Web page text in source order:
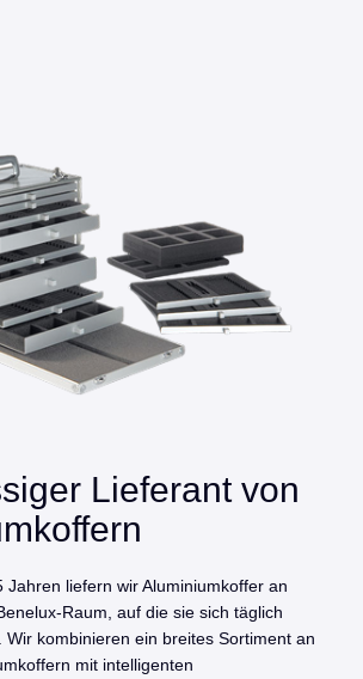
Lieferant von
Jahren liefern wir Aluminiumkoffer an
Raum, auf die sie sich täglich
Wir kombinieren ein breites Sortiment an
mit intelligenten